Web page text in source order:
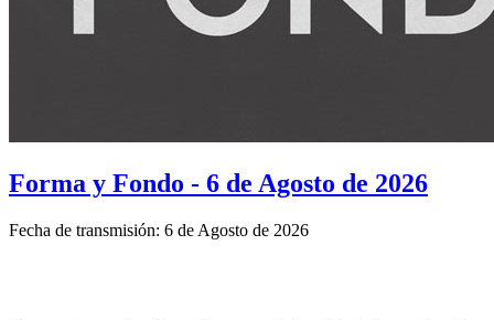
Forma y Fondo - 6 de Agosto de 2026
Fecha de transmisión: 6 de Agosto de 2026